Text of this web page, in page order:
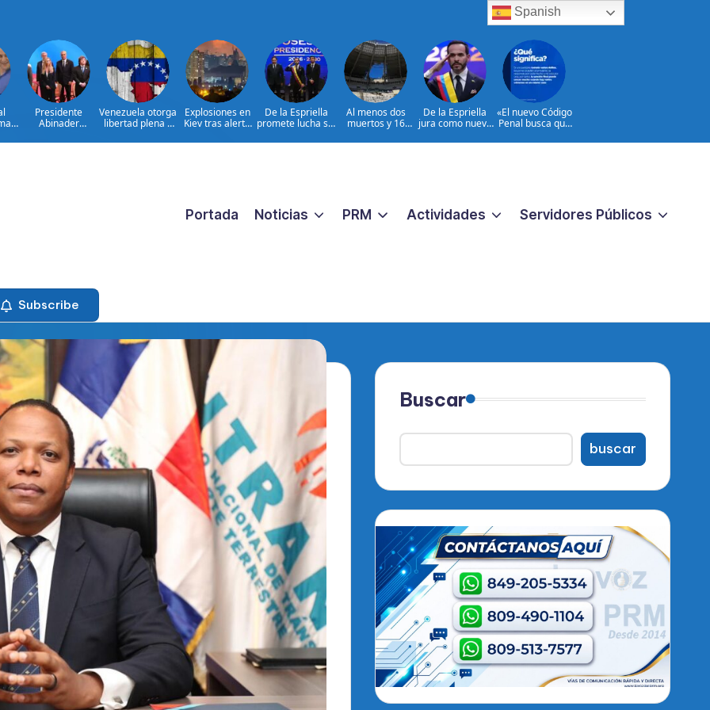
Presidente
Abinader
en Colombia y
Venezuela otorga
libertad plena a
Lourdes Afiuni
Explosiones en
Kiev tras alerta
balísticos
De la Espriella
promete lucha sin
narcoterrorismo
Al menos dos
muertos y 16
ataques rusos a
De la Espriella
jura como nuevo
Colombia
«El nuevo Código
Penal busca que
extremos no
Portada Noticias PRM Actividades Servidores Públicos
Subscribe
Buscar
buscar
Spanish